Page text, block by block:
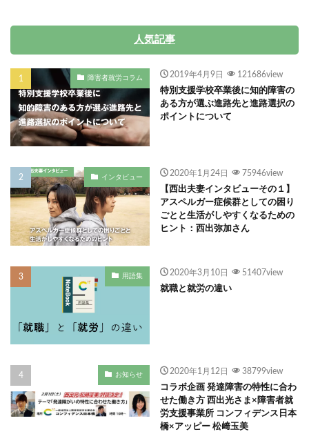
人気記事
障害者就労コラム 2019年4月9日 121686view
特別支援学校卒業後に知的障害の
ある方が選ぶ進路先と進路選択の
ポイントについて
インタビュー 2020年1月24日 75946view
【西出夫妻インタビューその１】
アスペルガー症候群としての困り
ごとと生活がしやすくなるための
ヒント：西出弥加さん
用語集 2020年3月10日 51407view
就職と就労の違い
お知らせ 2020年1月12日 38799view
コラボ企画 発達障害の特性に合わ
せた働き方 西出光さま×障害者就
労支援事業所 コンフィデンス日本
橋×アッピー 松﨑玉美